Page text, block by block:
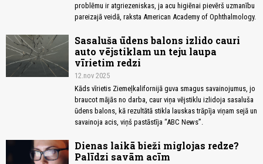
problēmu ir atgriezeniskas, ja acu higiēnai pievērš uzmanību
pareizajā veidā, raksta American Academy of Ophthalmology.
Sasaluša ūdens balons izlido cauri
auto vējstiklam un teju laupa
vīrietim redzi
12.nov 2025
Kāds vīrietis Ziemeļkalifornijā guva smagus savainojumus, jo
braucot mājās no darba, caur viņa vējstiklu izlidoja sasaluša
ūdens balons, kā rezultātā stikla lauskas trāpīja viņam sejā un
savainoja acis, viņš pastāstīja “ABC News”.
Dienas laikā bieži miglojas redze?
Palīdzi savām acīm